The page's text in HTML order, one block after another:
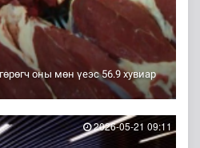
оны мөн үеэс 56.9 хувиар
2026-05-21 09:11